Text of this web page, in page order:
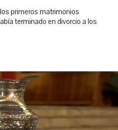
primeros matrimonios
terminado en divorcio a los